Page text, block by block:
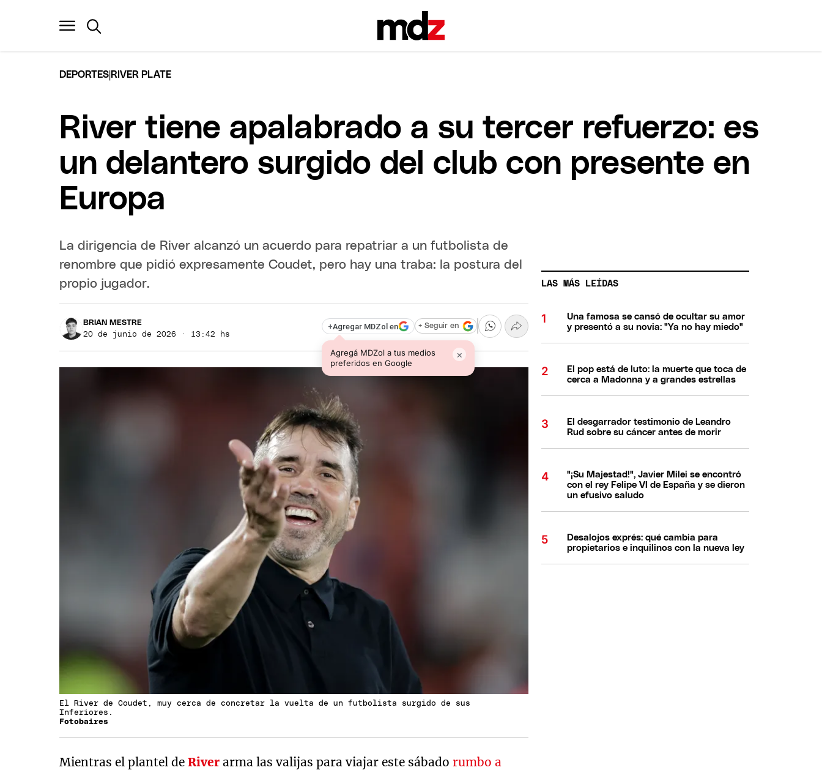
DEPORTES RIVER PLATE
River tiene apalabrado a su tercer refuerzo: es
un delantero surgido del club con presente en
Europa
La dirigencia de River alcanzó un acuerdo para repatriar a un futbolista de
renombre que pidió expresamente Coudet, pero hay una traba: la postura del
propio jugador.
BRIAN MESTRE
20 de junio de 2026 · 13:42 hs
+Agregar MDZol en
Agregá MDZol a tus medios
preferidos en Google
×
+ Seguir en
El River de Coudet, muy cerca de concretar la vuelta de un futbolista surgido de sus
Inferiores.
Fotobaires
Mientras el plantel deRiver arma las valijas para viajar este sábado rumbo a
LAS MÁS LEÍDAS
Una famosa se cansó de ocultar su amor
y presentó a su novia: "Ya no hay miedo"
El pop está de luto: la muerte que toca de
cerca a Madonna y a grandes estrellas
El desgarrador testimonio de Leandro
Rud sobre su cáncer antes de morir
"¡Su Majestad!", Javier Milei se encontró
con el rey Felipe VI de España y se dieron
un efusivo saludo
Desalojos exprés: qué cambia para
propietarios e inquilinos con la nueva ley